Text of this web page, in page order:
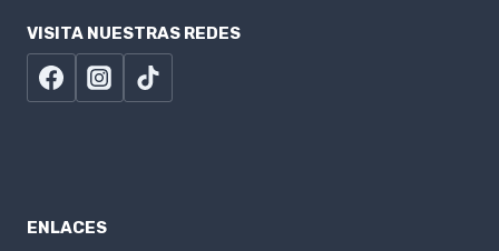
VISITA NUESTRAS REDES
ENLACES